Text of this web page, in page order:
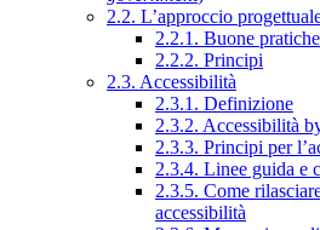
2.2. L’approccio
2.2.1. Buone pratiche
2.2.2. Principi
2.3. Accessibilità
2.3.1. Definizione
2.3.2. Accessibilità
2.3.3. Principi per
2.3.4. Linee guida e
2.3.5. Come
accessibilità